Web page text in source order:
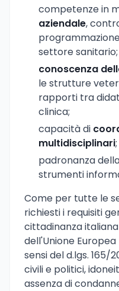
competenze in
aziendale,
settore sanitario;
conoscenza
le strutture
rapporti tra
clinica;
capacità di
multidisciplinari;
padronanza
strumenti
Come per tutte le
richiesti i requisiti
cittadinanza
dell'Unione
sensi del d.lgs. 165/
civili e politici,
assenza di